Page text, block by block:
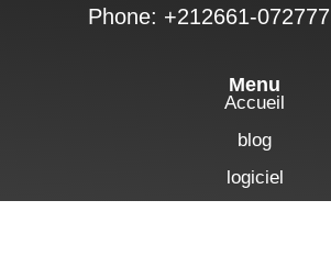
Menu
Accueil
blog
logiciel
Phone: +212661-072777